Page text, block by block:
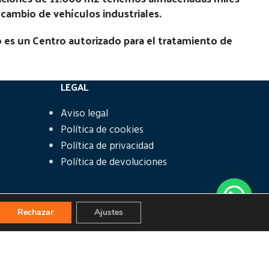
de vehículos industriales.
un Centro autorizado para el tratamiento de
LEGAL
Aviso legal
Política de cookies
Política de privacidad
Política de devoluciones
Rechazar Ajustes